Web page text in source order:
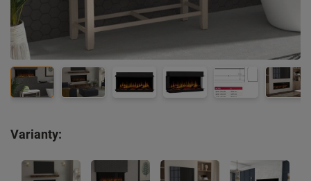
Varianty: